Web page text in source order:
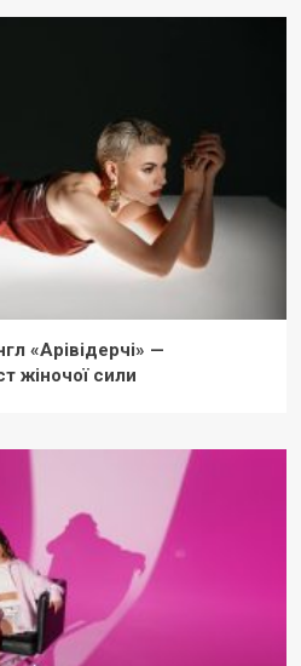
«Арівідерчі» —
жіночої сили